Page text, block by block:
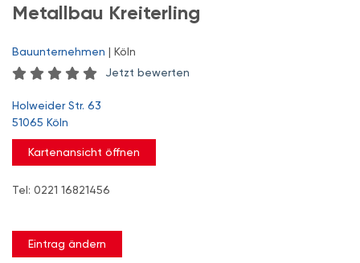
Metallbau Kreiterling
Bauunternehmen | Köln
Jetzt bewerten
Holweider Str. 63
51065 Köln
Kartenansicht öffnen
Tel: 0221 16821456
Eintrag ändern